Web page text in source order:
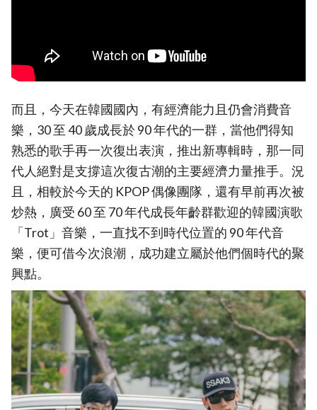
而且，今天在韓國國內，有經濟能力且仍會消費音
樂，30 至 40 歲成長於 90 年代的一群，當他們得知
熟悉的歌手再一次復出表演，推出新專輯時，那一同
代人絕對是支撐這次復古潮的主要經濟力量推手。況
且，相較於今天的 KPOP 偶像團隊，還有早前再次被
炒熱，廣受 60 至 70 年代成長年齡群歡迎的韓國演歌
「Trot」音樂，一直找不到時代位置的 90 年代音
樂，便可借今次浪潮，成功建立屬於他們個時代的聚
興點。